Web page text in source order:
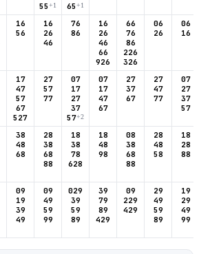
55+1
65+1
16
56
16
26
46
76
86
16
26
46
66
926
66
76
86
226
326
06
26
06
16
17
47
57
67
527
27
57
77
07
17
27
37
57+2
07
17
47
67
27
37
67
27
47
77
07
27
37
57
38
48
68
28
38
68
88
18
38
78
628
18
48
98
08
38
68
88
28
48
58
18
28
88
09
19
39
49
09
49
59
99
029
39
59
89
39
79
89
429
09
229
429
29
49
59
89
19
29
49
99